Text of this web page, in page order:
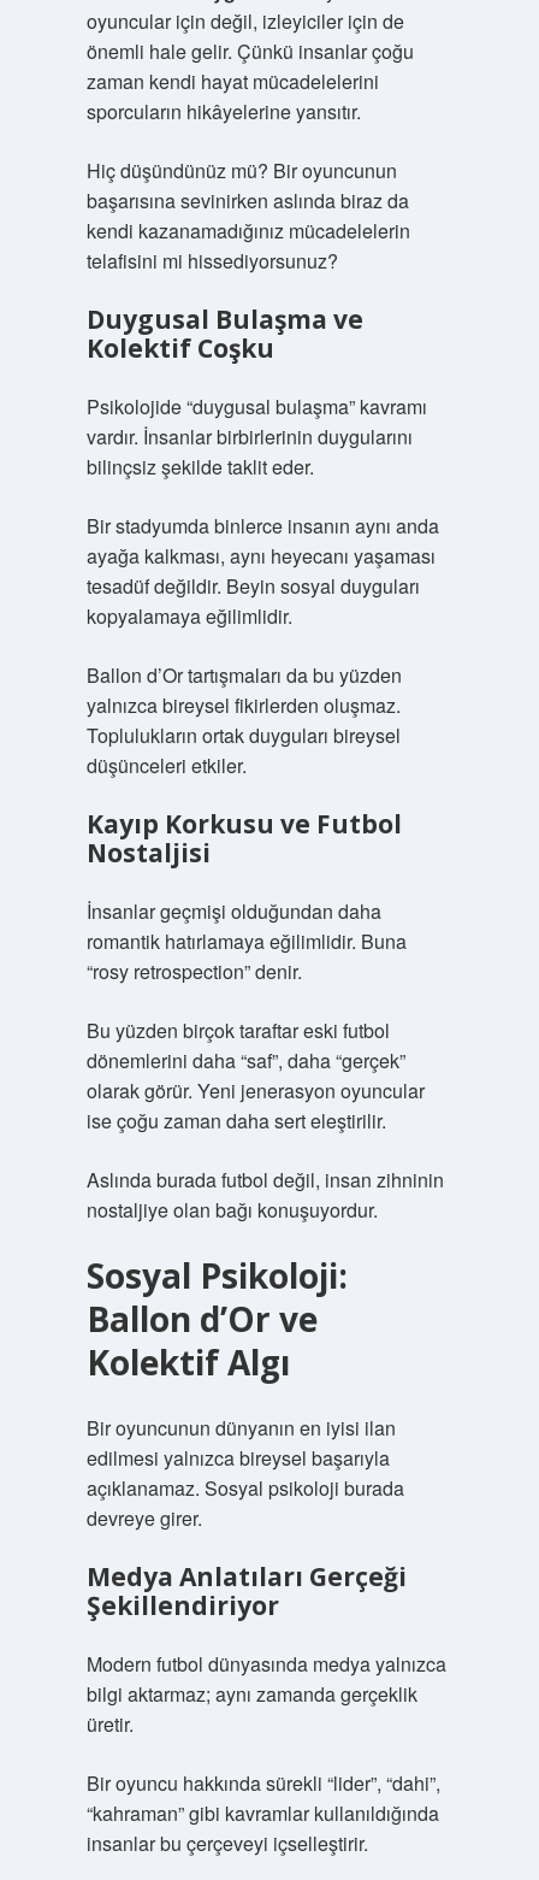
oyuncular için değil, izleyiciler için de
önemli hale gelir. Çünkü insanlar çoğu
zaman kendi hayat mücadelelerini
sporcuların hikâyelerine yansıtır.
Hiç düşündünüz mü? Bir oyuncunun
başarısına sevinirken aslında biraz da
kendi kazanamadığınız mücadelelerin
telafisini mi hissediyorsunuz?
Duygusal Bulaşma ve
Kolektif Coşku
Psikolojide “duygusal bulaşma” kavramı
vardır. İnsanlar birbirlerinin duygularını
bilinçsiz şekilde taklit eder.
Bir stadyumda binlerce insanın aynı anda
ayağa kalkması, aynı heyecanı yaşaması
tesadüf değildir. Beyin sosyal duyguları
kopyalamaya eğilimlidir.
Ballon d’Or tartışmaları da bu yüzden
yalnızca bireysel fikirlerden oluşmaz.
Toplulukların ortak duyguları bireysel
düşünceleri etkiler.
Kayıp Korkusu ve Futbol
Nostaljisi
İnsanlar geçmişi olduğundan daha
romantik hatırlamaya eğilimlidir. Buna
“rosy retrospection” denir.
Bu yüzden birçok taraftar eski futbol
dönemlerini daha “saf”, daha “gerçek”
olarak görür. Yeni jenerasyon oyuncular
ise çoğu zaman daha sert eleştirilir.
Aslında burada futbol değil, insan zihninin
nostaljiye olan bağı konuşuyordur.
Sosyal Psikoloji:
Ballon d’Or ve
Kolektif Algı
Bir oyuncunun dünyanın en iyisi ilan
edilmesi yalnızca bireysel başarıyla
açıklanamaz. Sosyal psikoloji burada
devreye girer.
Medya Anlatıları Gerçeği
Şekillendiriyor
Modern futbol dünyasında medya yalnızca
bilgi aktarmaz; aynı zamanda gerçeklik
üretir.
Bir oyuncu hakkında sürekli “lider”, “dahi”,
“kahraman” gibi kavramlar kullanıldığında
insanlar bu çerçeveyi içselleştirir.